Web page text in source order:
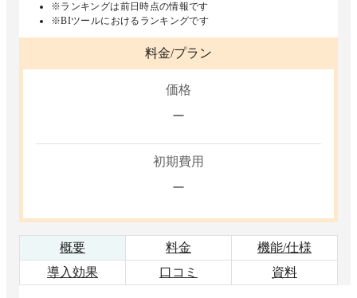
※ランキングは前日時点の情報です
※BIツールにおけるランキングです
料金/プラン
価格
ー
初期費用
ー
概要 料金
機能/仕様
導入効果
口コミ 資料